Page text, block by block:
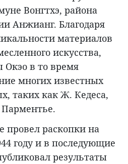
Вонгтхэ, района
Анжианг. Благодаря
материалов
искусства,
Окэо в то время
многих известных
таких как Ж. Кедеса,
провел раскопки на
году и в последующие
результаты